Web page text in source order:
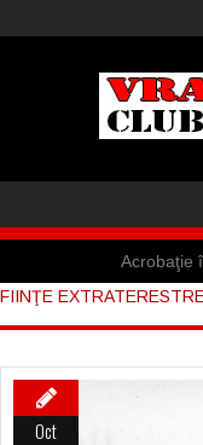
Acrobaţie
Iisus a
FIINŢE EXTRATERESTRE
Oct